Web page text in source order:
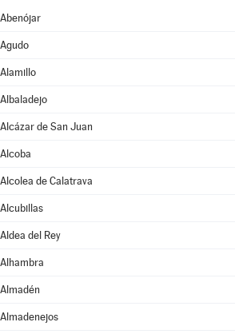
Abenójar
Agudo
Alamillo
Albaladejo
Alcázar de San Juan
Alcoba
Alcolea de Calatrava
Alcubillas
Aldea del Rey
Alhambra
Almadén
Almadenejos